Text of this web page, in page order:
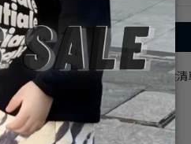
加入購物車
加入追蹤清